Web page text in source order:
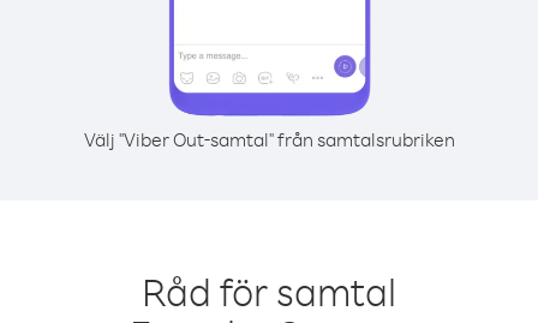
Välj "Viber Out-samtal" från samtalsrubriken
Råd för samtal